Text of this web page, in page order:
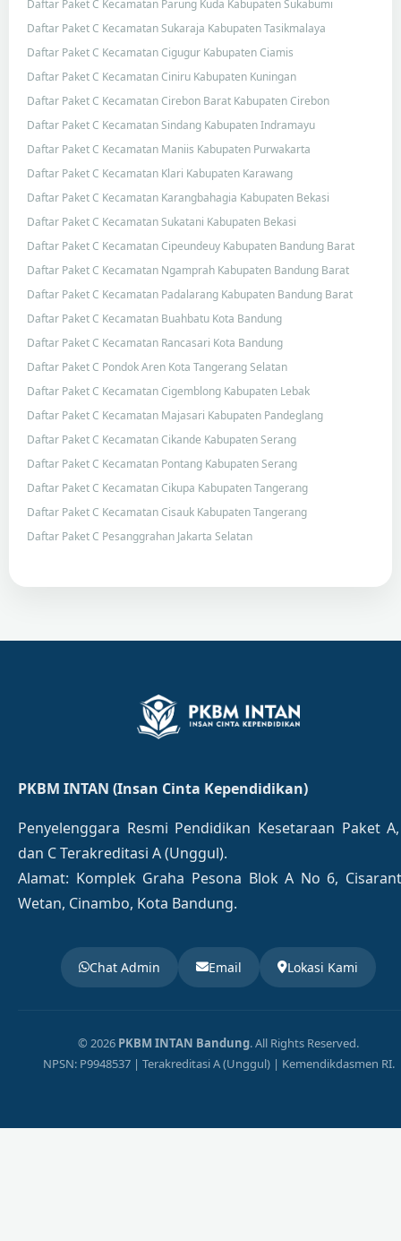
Daftar Paket C Kecamatan Parung Kuda Kabupaten Sukabumi
Daftar Paket C Kecamatan Sukaraja Kabupaten Tasikmalaya
Daftar Paket C Kecamatan Cigugur Kabupaten Ciamis
Daftar Paket C Kecamatan Ciniru Kabupaten Kuningan
Daftar Paket C Kecamatan Cirebon Barat Kabupaten Cirebon
Daftar Paket C Kecamatan Sindang Kabupaten Indramayu
Daftar Paket C Kecamatan Maniis Kabupaten Purwakarta
Daftar Paket C Kecamatan Klari Kabupaten Karawang
Daftar Paket C Kecamatan Karangbahagia Kabupaten Bekasi
Daftar Paket C Kecamatan Sukatani Kabupaten Bekasi
Daftar Paket C Kecamatan Cipeundeuy Kabupaten Bandung Barat
Daftar Paket C Kecamatan Ngamprah Kabupaten Bandung Barat
Daftar Paket C Kecamatan Padalarang Kabupaten Bandung Barat
Daftar Paket C Kecamatan Buahbatu Kota Bandung
Daftar Paket C Kecamatan Rancasari Kota Bandung
Daftar Paket C Pondok Aren Kota Tangerang Selatan
Daftar Paket C Kecamatan Cigemblong Kabupaten Lebak
Daftar Paket C Kecamatan Majasari Kabupaten Pandeglang
Daftar Paket C Kecamatan Cikande Kabupaten Serang
Daftar Paket C Kecamatan Pontang Kabupaten Serang
Daftar Paket C Kecamatan Cikupa Kabupaten Tangerang
Daftar Paket C Kecamatan Cisauk Kabupaten Tangerang
Daftar Paket C Pesanggrahan Jakarta Selatan
PKBM INTAN (Insan Cinta Kependidikan)
Penyelenggara Resmi Pendidikan Kesetaraan Paket
dan C Terakreditasi A (Unggul).
Alamat: Komplek Graha Pesona Blok A No 6,
Wetan, Cinambo, Kota Bandung.
Chat Admin Email Lokasi Kami
© 2026 PKBM INTAN Bandung. All Rights Reserved.
NPSN: P9948537 | Terakreditasi A (Unggul) | Kemendikdasmen RI.